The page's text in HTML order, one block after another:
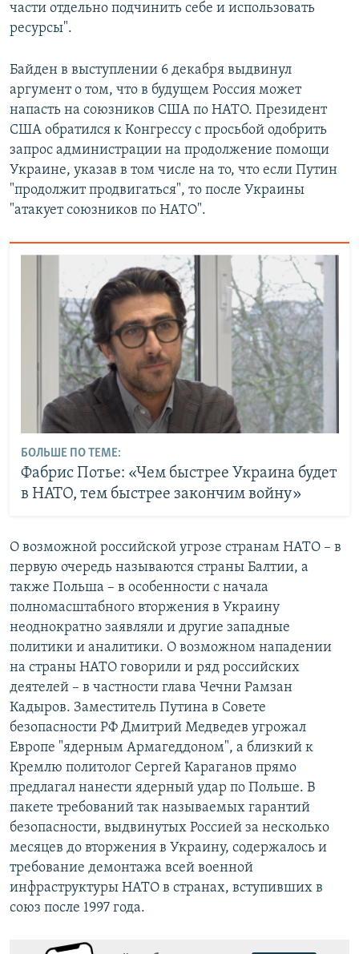
части отдельно подчинить себе и использовать
ресурсы".
Байден в выступлении 6 декабря выдвинул
аргумент о том, что в будущем Россия может
напасть на союзников США по НАТО. Президент
США обратился к Конгрессу с просьбой одобрить
запрос администрации на продолжение помощи
Украине, указав в том числе на то, что если Путин
"продолжит продвигаться", то после Украины
"атакует союзников по НАТО".
БОЛЬШЕ ПО ТЕМЕ:
Фабрис Потье: «Чем быстрее Украина будет
в НАТО, тем быстрее закончим войну»
О возможной российской угрозе странам НАТО – в
первую очередь называются страны Балтии, а
также Польша – в особенности с начала
полномасштабного вторжения в Украину
неоднократно заявляли и другие западные
политики и аналитики. О возможном нападении
на страны НАТО говорили и ряд российских
деятелей – в частности глава Чечни Рамзан
Кадыров. Заместитель Путина в Совете
безопасности РФ Дмитрий Медведев угрожал
Европе "ядерным Армагеддоном", а близкий к
Кремлю политолог Сергей Караганов прямо
предлагал нанести ядерный удар по Польше. В
пакете требований так называемых гарантий
безопасности, выдвинутых Россией за несколько
месяцев до вторжения в Украину, содержалось и
требование демонтажа всей военной
инфраструктуры НАТО в странах, вступивших в
союз после 1997 года.